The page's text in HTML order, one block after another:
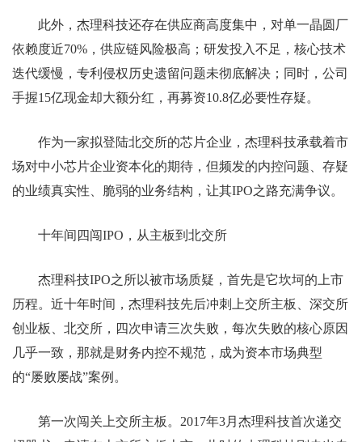
此外，杰理科技还存在供应商高度集中，对单一晶圆厂
依赖度近70%，供应链风险极高；研发投入不足，核心技术
迭代缓慢，专利侵权历史遗留问题未彻底解决；同时，公司
手握15亿现金却大额分红，再募资10.8亿必要性存疑。
作为一家拟登陆北交所的芯片企业，杰理科技承载着市
场对中小芯片企业资本化的期待，但频发的内控问题、存疑
的业绩真实性、脆弱的业务结构，让其IPO之路充满争议。
十年间四闯IPO，从主板到北交所
杰理科技IPO之所以被市场质疑，首先是它坎坷的上市
历程。近十年时间，杰理科技先后冲刺上交所主板、深交所
创业板、北交所，四次申请三次失败，每次失败的核心原因
几乎一致，那就是财务内控不规范，成为资本市场典型
的“屡败屡战”案例。
第一次闯关上交所主板。2017年3月杰理科技首次递交